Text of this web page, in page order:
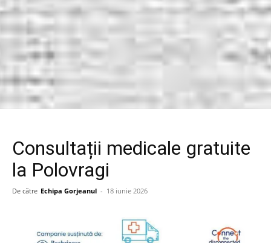
Consultații medicale gratuite
la Polovragi
De către Echipa Gorjeanul - 18 iunie 2026